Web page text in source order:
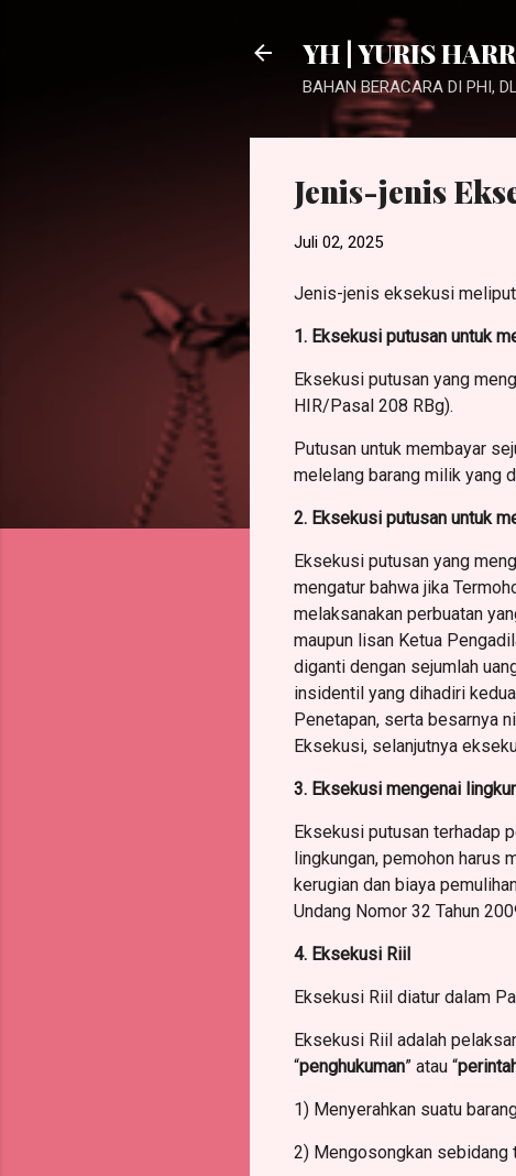
YH | YURIS
BAHAN BERACARA DI PHI,
Jenis-jenis
Juli 02, 2025
Jenis-jenis eksekusi
1. Eksekusi putusan untuk
Eksekusi putusan yang
HIR/Pasal 208 RBg).
Putusan untuk membayar
melelang barang milik yang
2. Eksekusi putusan untuk
Eksekusi putusan yang
mengatur bahwa jika
melaksanakan perbuatan
maupun lisan Ketua
diganti dengan sejumlah
insidentil yang dihadiri
Penetapan, serta besarnya
Eksekusi, selanjutnya
3. Eksekusi mengenai
Eksekusi putusan terhadap
lingkungan, pemohon harus
kerugian dan biaya
Undang Nomor 32 Tahun
4. Eksekusi Riil
Eksekusi Riil diatur dalam
Eksekusi Riil adalah
“penghukuman” atau “
1) Menyerahkan suatu
2) Mengosongkan sebidang